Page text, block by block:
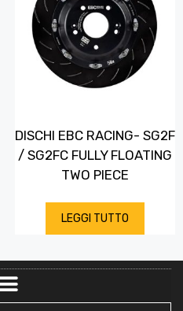
DISCHI EBC RACING- SG2F
/ SG2FC FULLY FLOATING
TWO PIECE
LEGGI TUTTO